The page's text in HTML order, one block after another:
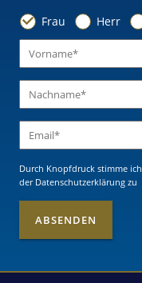
Frau
Herr
Durch Knopfdruck stimme ich
der Datenschutzerklärung zu